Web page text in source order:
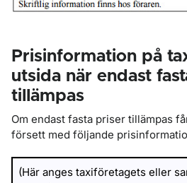
Prisinformation på
utsida när endast
tillämpas
Om endast fasta priser tillämpas
försett med följande
(Här anges taxiföretagets eller